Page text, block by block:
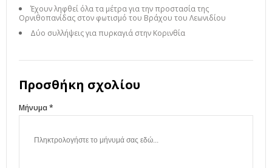
Έχουν ληφθεί όλα τα μέτρα για την προστασία της
Ορνιθοπανίδας στον φωτισμό του Βράχου του Λεωνιδίου
Δύο συλλήψεις για πυρκαγιά στην Κορινθία
Προσθήκη σχολίου
Μήνυμα *